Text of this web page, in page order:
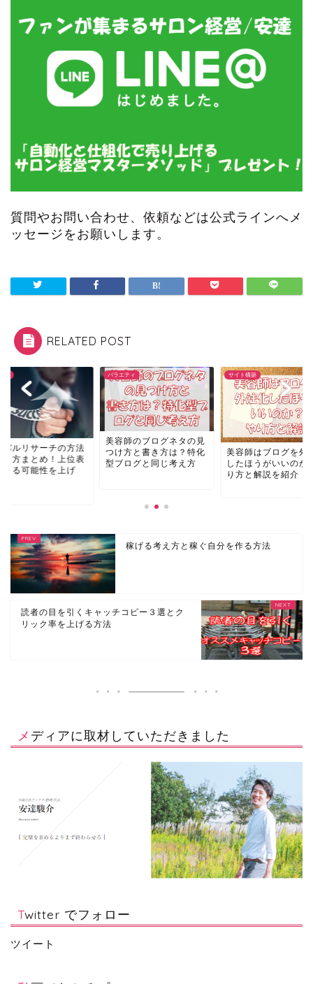
質問やお問い合わせ、依頼などは公式ラインへメ
ッセージをお願いします。
RELATED POST
ティ
師のブログネタの見
方と書き方は？特化
ログと同じ考え方
サイト構築
美容師はブログを外注化
したほうがいいのか？や
記事作成
ライバルリサーチの
とやり方まとめ！上
示できる可能性を上
ろ...
稼げる考え方と稼ぐ自分を作る方法
読者の目を引くキャッチコピー３選とク
リック率を上げる方法
メディアに取材していただきました
Twitter でフォロー
ツイート